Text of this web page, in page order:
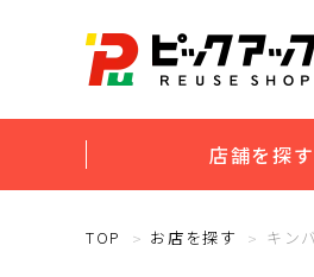
店舗を探す
TOP お店を探す キン